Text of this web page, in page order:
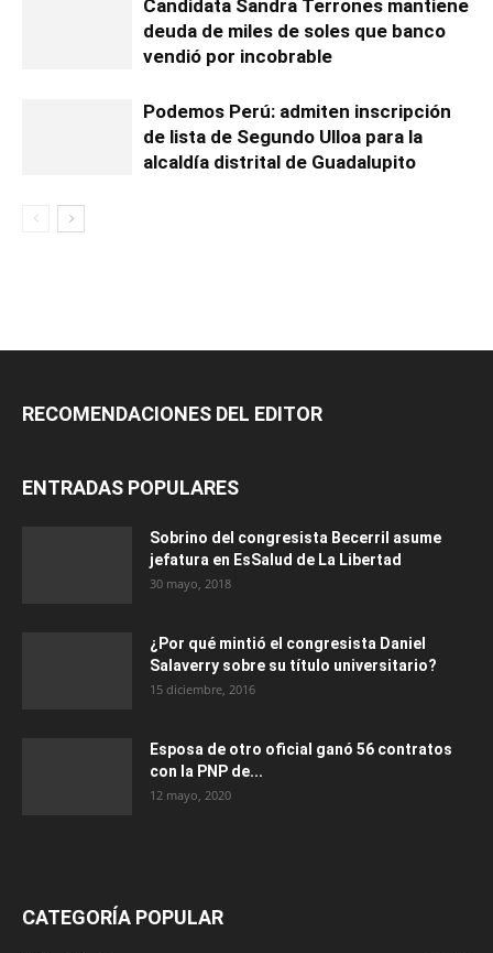
Candidata Sandra Terrones mantiene
deuda de miles de soles que banco
vendió por incobrable
Podemos Perú: admiten inscripción
de lista de Segundo Ulloa para la
alcaldía distrital de Guadalupito
RECOMENDACIONES DEL EDITOR
ENTRADAS POPULARES
Sobrino del congresista Becerril asume
jefatura en EsSalud de La Libertad
30 mayo, 2018
¿Por qué mintió el congresista Daniel
Salaverry sobre su título universitario?
15 diciembre, 2016
Esposa de otro oficial ganó 56 contratos
con la PNP de...
12 mayo, 2020
CATEGORÍA POPULAR